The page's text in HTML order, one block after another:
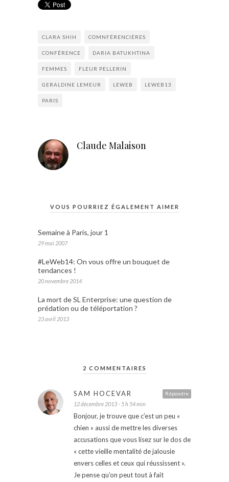
CLARA SHIH COMNFÉRENCIÈRES
CONFÉRENCE DARIA BATUKHTINA
FEMMES FLEUR PELLERIN
GERALDINE LEMEUR LEWEB LEWEB13
PARIS
Claude Malaison
VOUS POURRIEZ ÉGALEMENT AIMER
Semaine à Paris, jour 1
29 mai 2007
#LeWeb14: On vous offre un bouquet de
tendances !
20 novembre 2014
La mort de SL Enterprise: une question de
prédation ou de téléportation ?
23 avril 2013
2 COMMENTAIRES
Répondre
SAM HOCEVAR
12 décembre 2013 - 5 h 54 min
Bonjour, je trouve que c’est un peu «
chien » aussi de mettre les diverses
accusations que vous lisez sur le dos de
« cette vieille mentalité de jalousie
envers celles et ceux qui réussissent ».
Je pense qu’on peut tout à fait